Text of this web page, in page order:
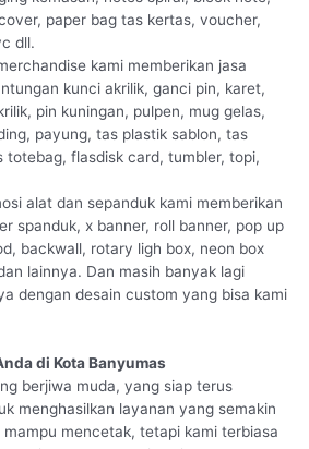
paper bag tas kertas, voucher,
dll.
kami memberikan jasa
kunci akrilik, ganci pin, karet,
pin kuningan, pulpen, mug gelas,
payung, tas plastik sablon, tas
totebag, flasdisk card, tumbler, topi,
alat dan sepanduk kami memberikan
spanduk, x banner, roll banner, pop up
backwall, rotary ligh box, neon box
lainnya. Dan masih banyak lagi
dengan desain custom yang bisa kami
di Kota Banyumas
berjiwa muda, yang siap terus
menghasilkan layanan yang semakin
mencetak, tetapi kami terbiasa